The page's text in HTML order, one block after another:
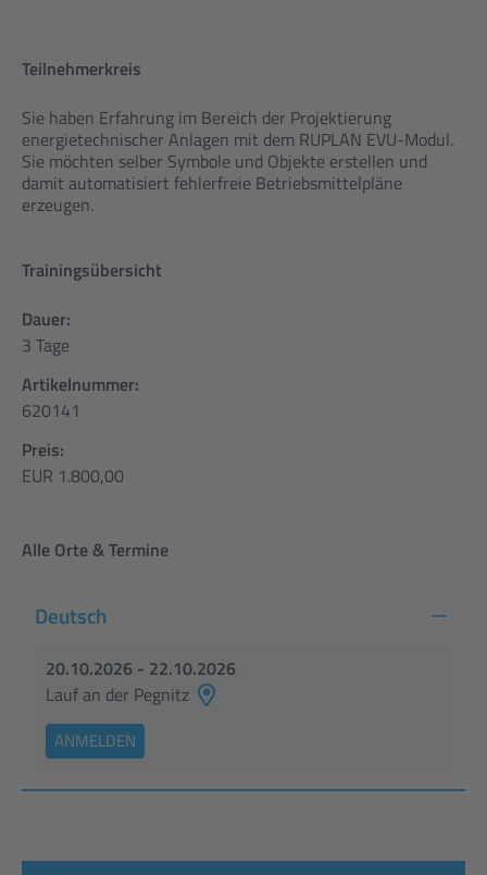
Teilnehmerkreis
Sie haben Erfahrung im Bereich der Projektierung
energietechnischer Anlagen mit dem RUPLAN EVU-Modul.
Sie möchten selber Symbole und Objekte erstellen und
damit automatisiert fehlerfreie Betriebsmittelpläne
erzeugen.
Trainingsübersicht
Dauer:
3 Tage
Artikelnummer:
620141
Preis:
EUR 1.800,00
Alle Orte & Termine
Deutsch
20.10.2026 - 22.10.2026
Lauf an der Pegnitz
ANMELDEN